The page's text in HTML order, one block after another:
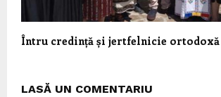
Întru credință și jertfelnicie ortodoxă
LASĂ UN COMENTARIU